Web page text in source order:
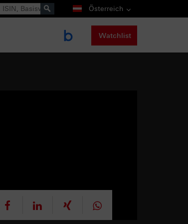
Österreich
Watchlist
mitteilen